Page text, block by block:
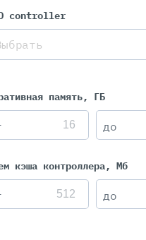
controller
память, ГБ
кэша контроллера, Мб